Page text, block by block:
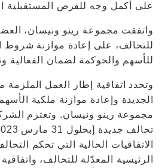
على أكمل وجه للفرص المستقبلية
واتفقت مجموعة رينو ونيسان،
للتحالف، على إعادة موازنة شروط
للأسهم والحوكمة لضمان الفعالية
وتحدد اتفاقية إطار العمل
الجديدة وإعادة موازنة ملكية
مجموعة رينو ونيسان. وتعتزم
الاتفاقيات الحالية التي تحكم
الرئيسية المعدّلة للتحالف،